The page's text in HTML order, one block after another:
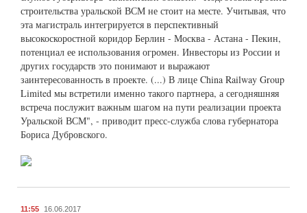
строительства уральской ВСМ не стоит на месте. Учитывая, что
эта магистраль интегрируется в перспективный
высокоскоростной коридор Берлин - Москва - Астана - Пекин,
потенциал ее использования огромен. Инвесторы из России и
других государств это понимают и выражают
заинтересованность в проекте. (...) В лице China Railway Group
Limited мы встретили именно такого партнера, а сегодняшняя
встреча послужит важным шагом на пути реализации проекта
Уральской ВСМ", - приводит пресс-служба слова губернатора
Бориса Дубровского.
11:55 16.06.2017